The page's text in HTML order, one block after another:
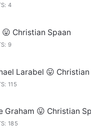
4
😛 Christian Spaan
9
Larabel 😛 Christian
115
Graham 😛 Christian
185